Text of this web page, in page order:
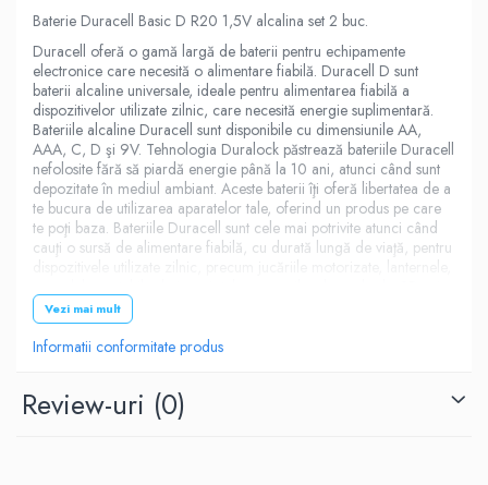
Baterie Duracell Basic D R20 1,5V alcalina set 2 buc.
Duracell oferă o gamă largă de baterii pentru echipamente
electronice care necesită o alimentare fiabilă. Duracell D sunt
baterii alcaline universale, ideale pentru alimentarea fiabilă a
dispozitivelor utilizate zilnic, care necesită energie suplimentară.
Bateriile alcaline Duracell sunt disponibile cu dimensiunile AA,
AAA, C, D şi 9V. Tehnologia Duralock păstrează bateriile Duracell
nefolosite fără să piardă energie până la 10 ani, atunci când sunt
depozitate în mediul ambiant. Aceste baterii îţi oferă libertatea de a
te bucura de utilizarea aparatelor tale, oferind un produs pe care
te poţi baza. Bateriile Duracell sunt cele mai potrivite atunci când
cauţi o sursă de alimentare fiabilă, cu durată lungă de viaţă, pentru
etc.Vezi mai mult
Informatii conformitate produs
Review-uri (0)